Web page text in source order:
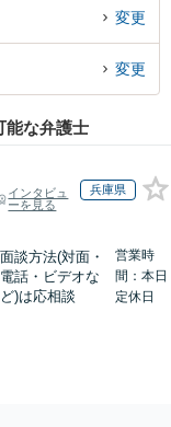
約したい』などでお困
変更
変更
能な弁護士
インタビュ
ーを見る
兵庫県
面談方法(対面・
電話・ビデオな
ど)は応相談
営業時
間：本日
定休日